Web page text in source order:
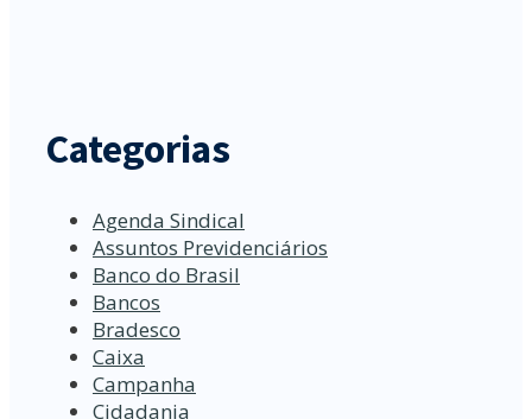
Categorias
Agenda Sindical
Assuntos Previdenciários
Banco do Brasil
Bancos
Bradesco
Caixa
Campanha
Cidadania